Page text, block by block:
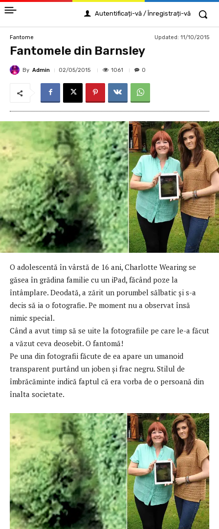
Autentificați-vă / Înregistrați-vă
Fantome Updated: 11/10/2015
Fantomele din Barnsley
By Admin 02/05/2015 1061 0
O adolescentă în vârstă de 16 ani, Charlotte Wearing se
găsea în grădina familie cu un iPad, făcând poze la
întâmplare. Deodată, a zărit un porumbel sălbatic şi s-a
decis să ia o fotografie. Pe moment nu a observat însă
nimic special.
Când a avut timp să se uite la fotografiile pe care le-a făcut
a văzut ceva deosebit. O fantomă!
Pe una din fotografii făcute de ea apare un umanoid
transparent purtând un joben şi frac negru. Stilul de
îmbrăcăminte indică faptul că era vorba de o persoană din
înalta societate.